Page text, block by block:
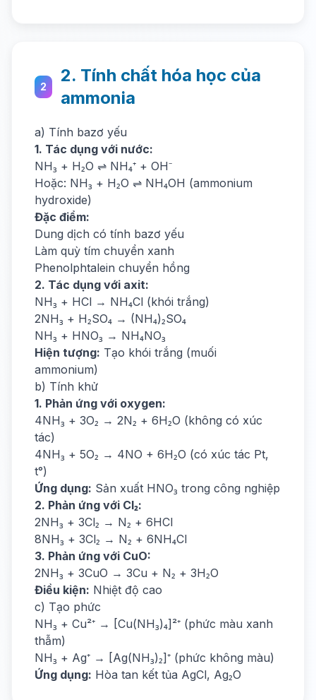
2
2. Tính chất hóa học của
ammonia
a) Tính bazơ yếu
1. Tác dụng với nước:
NH₃ + H₂O ⇌ NH₄⁺ + OH⁻
Hoặc: NH₃ + H₂O ⇌ NH₄OH (ammonium
hydroxide)
Đặc điểm:
Dung dịch có tính bazơ yếu
Làm quỳ tím chuyển xanh
Phenolphtalein chuyển hồng
2. Tác dụng với axit:
NH₃ + HCl → NH₄Cl (khói trắng)
2NH₃ + H₂SO₄ → (NH₄)₂SO₄
NH₃ + HNO₃ → NH₄NO₃
Hiện tượng: Tạo khói trắng (muối
ammonium)
b) Tính khử
1. Phản ứng với oxygen:
4NH₃ + 3O₂ → 2N₂ + 6H₂O (không có xúc
tác)
4NH₃ + 5O₂ → 4NO + 6H₂O (có xúc tác Pt,
t°)
Ứng dụng: Sản xuất HNO₃ trong công nghiệp
2. Phản ứng với Cl₂:
2NH₃ + 3Cl₂ → N₂ + 6HCl
8NH₃ + 3Cl₂ → N₂ + 6NH₄Cl
3. Phản ứng với CuO:
2NH₃ + 3CuO → 3Cu + N₂ + 3H₂O
Điều kiện: Nhiệt độ cao
c) Tạo phức
NH₃ + Cu²⁺ → [Cu(NH₃)₄]²⁺ (phức màu xanh
thẫm)
NH₃ + Ag⁺ → [Ag(NH₃)₂]⁺ (phức không màu)
Ứng dụng: Hòa tan kết tủa AgCl, Ag₂O